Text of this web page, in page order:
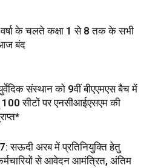
के चलते कक्षा 1 से 8 तक के सभी
आज बंद
संस्थान को 9वीं बीएएमएस बैच में
सीटों पर एनसीआईएसएम की
सऊदी अरब में प्रतिनियुक्ति हेतु
से आवेदन आमंत्रित, अंतिम